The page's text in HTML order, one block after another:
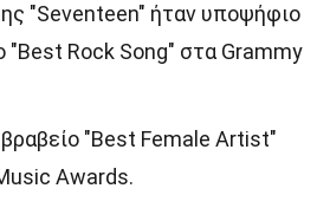
"Seventeen" ήταν υποψήφιο
"Best Rock Song" στα Grammy
βραβείο "Best Female Artist"
Awards.